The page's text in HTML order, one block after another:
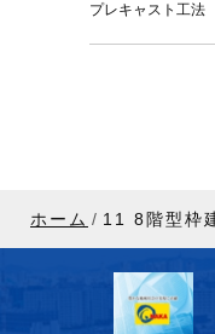
プレキャスト工
ホーム 11 8階型枠